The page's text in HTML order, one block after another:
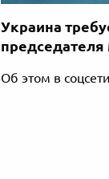
Украина
Об этом в